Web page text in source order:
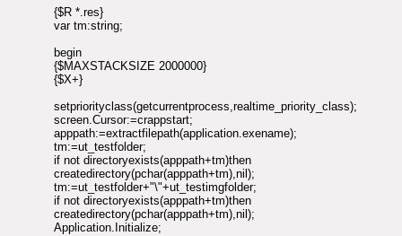
{$R *.res}
var tm:string;
begin
{$MAXSTACKSIZE 2000000}
{$X+}
setpriorityclass(getcurrentprocess,realtime_priority_class);
screen.Cursor:=crappstart;
apppath:=extractfilepath(application.exename);
tm:=ut_testfolder;
if not directoryexists(apppath+tm)then
createdirectory(pchar(apppath+tm),nil);
tm:=ut_testfolder+"\"+ut_testimgfolder;
if not directoryexists(apppath+tm)then
createdirectory(pchar(apppath+tm),nil);
Application.Initialize;